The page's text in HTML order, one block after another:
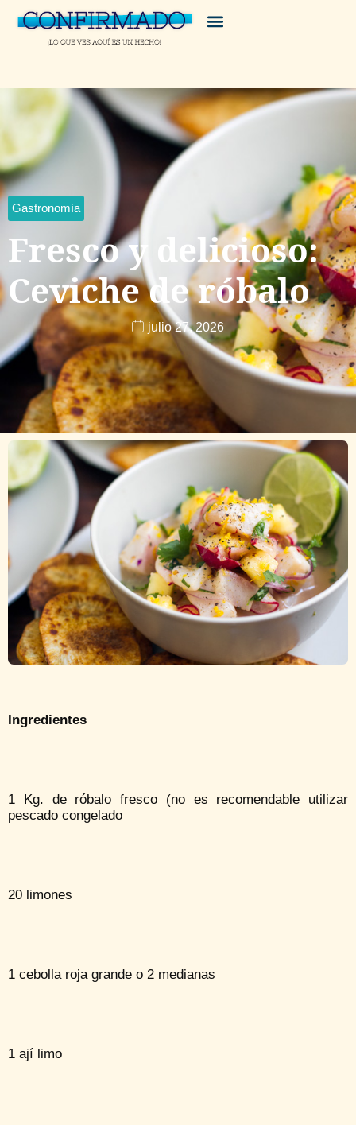
Gastronomía
Fresco y delicioso:
Ceviche de róbalo
julio 27, 2026
Ingredientes
1 Kg. de róbalo fresco (no es recomendable utilizar
pescado congelado
20 limones
1 cebolla roja grande o 2 medianas
1 ají limo